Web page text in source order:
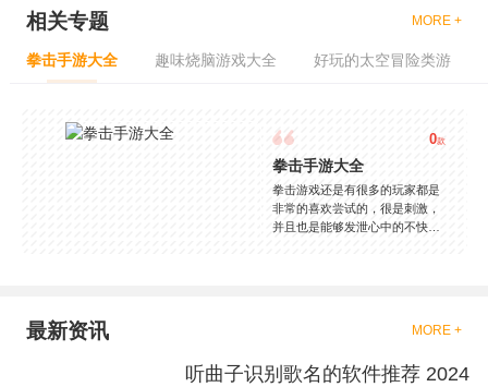
相关专题 MORE +
拳击手游大全 趣味烧脑游戏大全 好玩的太空冒险类游
0款
拳击手游大全
拳击游戏还是有很多的玩家都是
非常的喜欢尝试的，很是刺激，
并且也是能够发泄心中的不快
够去进行体验的，我们也是能够
就是收集了一些有意思的拳击游
最新资讯 MORE +
听曲子识别歌名的软件推荐 2024